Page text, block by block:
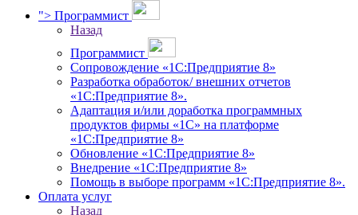
"> Программист
Назад
Программист
Сопровождение «1С:Предприятие 8»
Разработка обработок/ внешних отчетов
«1С:Предприятие 8».
Адаптация и/или доработка программных
продуктов фирмы «1С» на платформе
«1С:Предприятие 8»
Обновление «1С:Предприятие 8»
Внедрение «1С:Предприятие 8»
Помощь в выборе программ «1С:Предприятие 8».
Оплата услуг
Назад